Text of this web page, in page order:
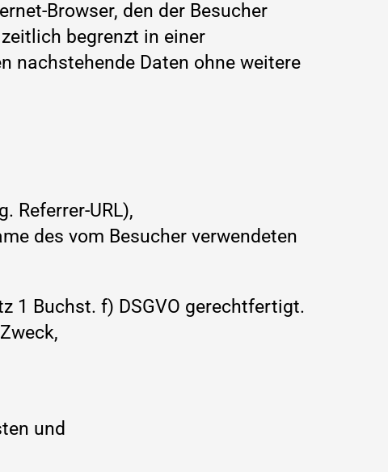
Browser, den der Besucher
begrenzt in einer
nachstehende Daten ohne weitere
Referrer-URL),
des vom Besucher verwendeten
1 Buchst. f) DSGVO gerechtfertigt.
und